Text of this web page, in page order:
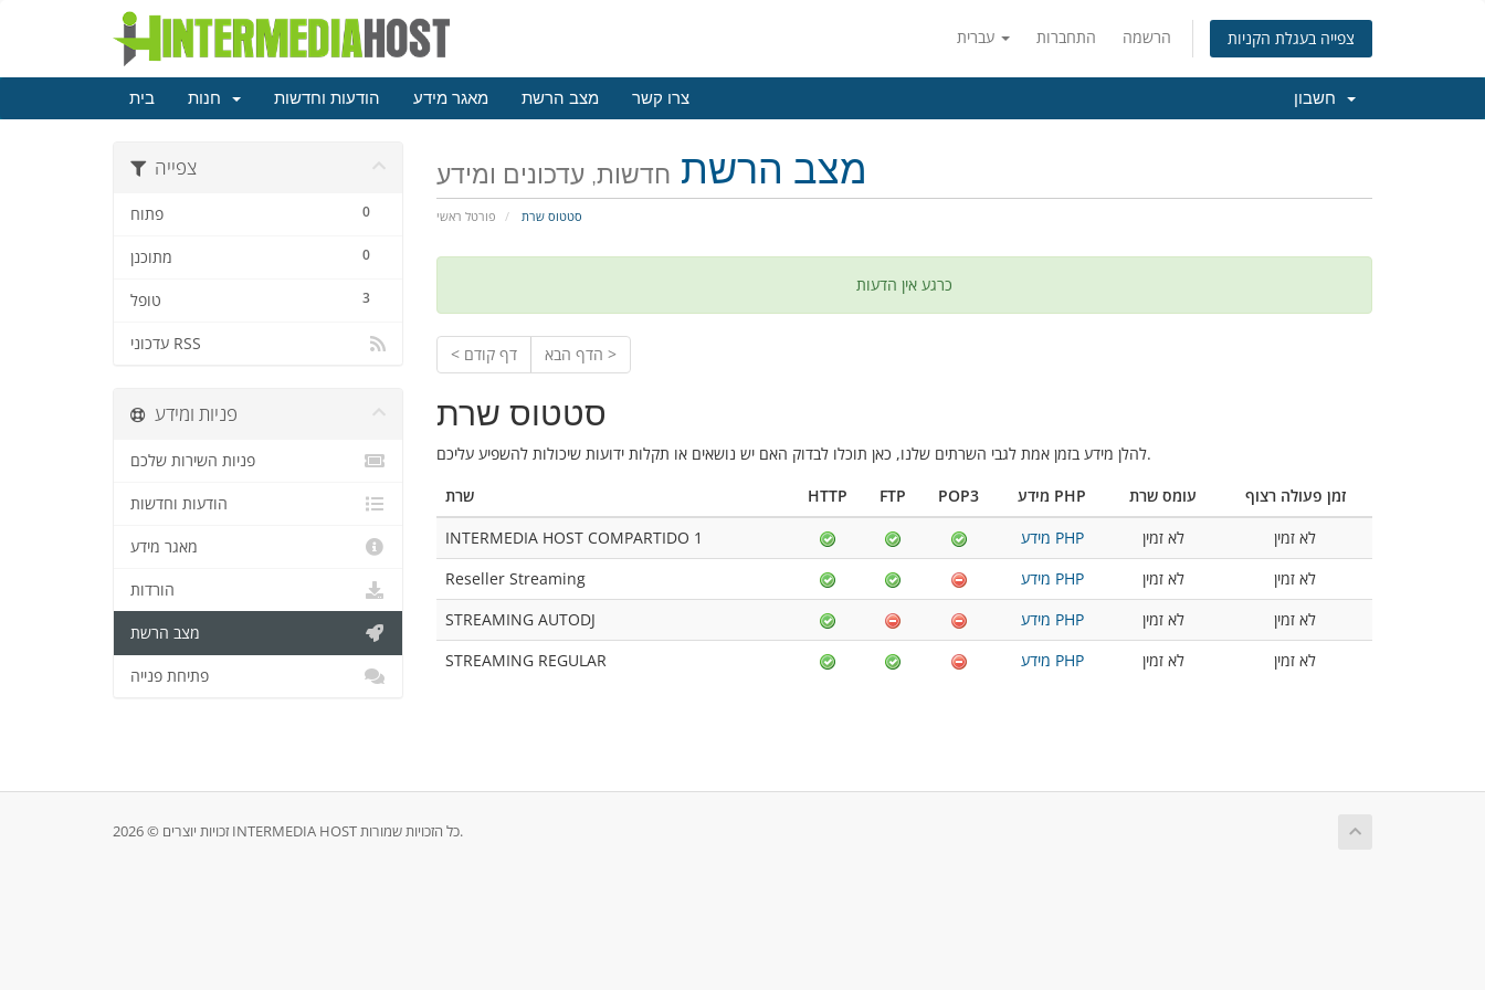
התחברות הרשמה צפייה בעגלת הקניות
בית הודעות וחדשות מאגר מידע מצב הרשת צרו קשר
מצב הרשת חדשות, עדכונים ומידע
פורטל ראשי סטטוס שרת
צפייה
0 פתוח
0 מתוכנן
3 טופל
עדכוני RSS
כרגע אין הדעות
< דף קודם הדף הבא >
סטטוס שרת
להלן מידע בזמן אמת לגבי השרתים שלנו, כאן תוכלו לבדוק האם יש נושאים או תקלות ידועות שיכולות להשפיע עליכם.
שרת
HTTP FTP POP3 מידע PHP עומס שרת
זמן פעולה רצוף
INTERMEDIA HOST COMPARTIDO 1
מידע PHP לא זמין
לא זמין
Reseller Streaming
מידע PHP לא זמין
לא זמין
STREAMING AUTODJ
מידע PHP לא זמין
לא זמין
STREAMING REGULAR
מידע PHP לא זמין לא זמין
פניות ומידע
פניות השירות שלכם
הודעות וחדשות
מאגר מידע
הורדות
מצב הרשת
פתיחת פנייה
זכויות יוצרים © 2026 INTERMEDIA HOST כל הזכויות שמורות.